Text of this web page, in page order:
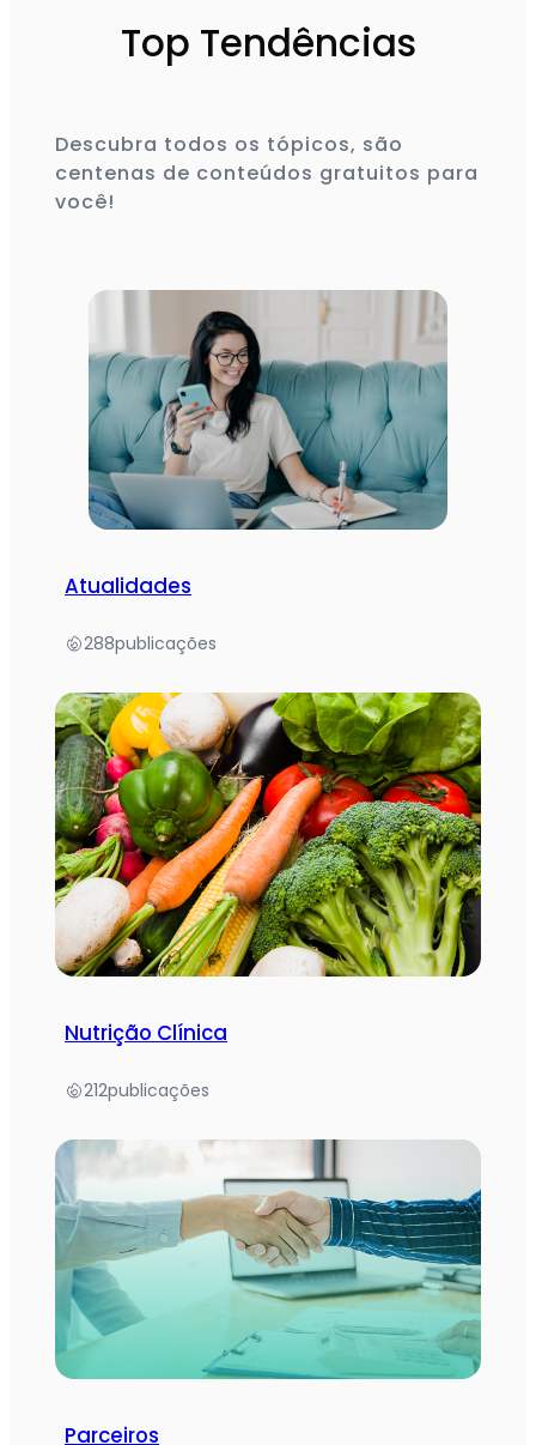
Top Tendências
Descubra todos os tópicos, são
centenas de conteúdos gratuitos para
você!
Atualidades
288publicações
Nutrição Clínica
212publicações
Parceiros